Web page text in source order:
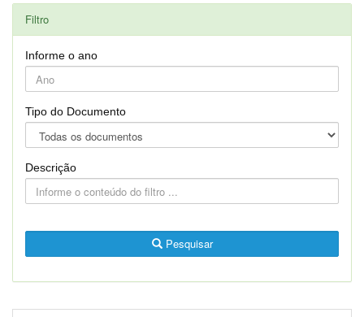
Filtro
Informe o ano
Tipo do Documento
Descrição
Pesquisar